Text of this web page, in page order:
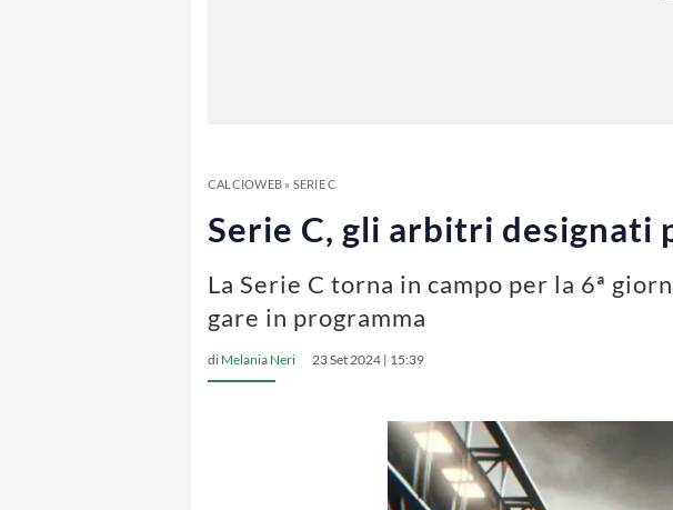
CALCIOWEB» SERIE C
Serie C, gli arbitri designati
La Serie C torna in campo per la 6ª
gare in programma
di Melania Neri 23 Set 2024 | 15:39